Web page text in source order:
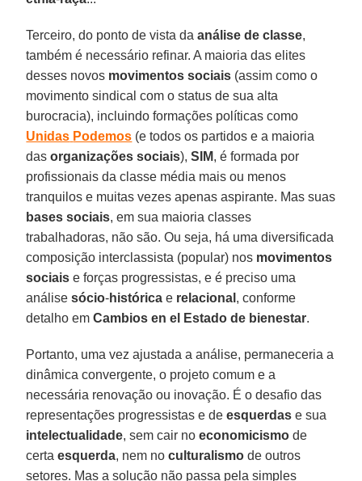
Terceiro, do ponto de vista daanálise de classe,
também é necessário refinar. A maioria das elites
desses novos movimentos sociais (assim como o
movimento sindical com o status de sua alta
burocracia), incluindo formações políticas como
Unidas Podemos (e todos os partidos e a maioria
dasorganizações sociais),SIM, é formada por
profissionais da classe média mais ou menos
tranquilos e muitas vezes apenas aspirante. Mas suas
bases sociais, em sua maioria classes
trabalhadoras, não são. Ou seja, há uma diversificada
composição interclassista (popular) nos movimentos
sociais e forças progressistas, e é preciso uma
análisesócio-histórica e relacional , conforme
detalho emCambios en el Estado de bienestar.
Portanto, uma vez ajustada a análise, permaneceria a
dinâmica convergente, o projeto comum e a
necessária renovação ou inovação. É o desafio das
representações progressistas e deesquerdas e sua
intelectualidade, sem cair noeconomicismo de
certaesquerda, nem noculturalismo de outros
setores. Mas a solução não passa pela simples